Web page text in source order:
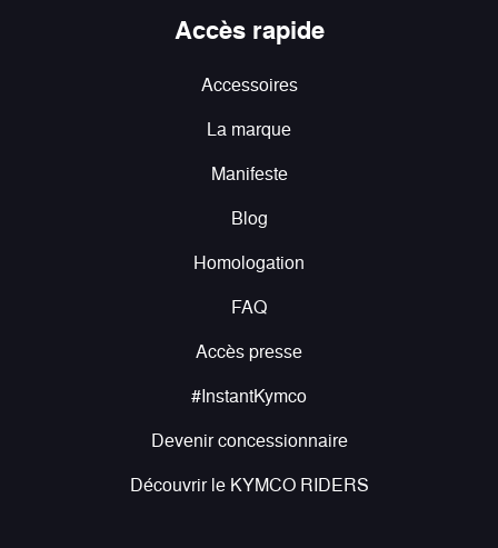
Accès rapide
Accessoires
La marque
Manifeste
Blog
Homologation
FAQ
Accès presse
#InstantKymco
Devenir concessionnaire
Découvrir le KYMCO RIDERS